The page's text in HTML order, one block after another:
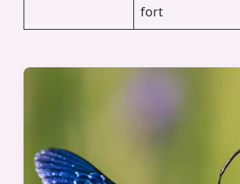
fort